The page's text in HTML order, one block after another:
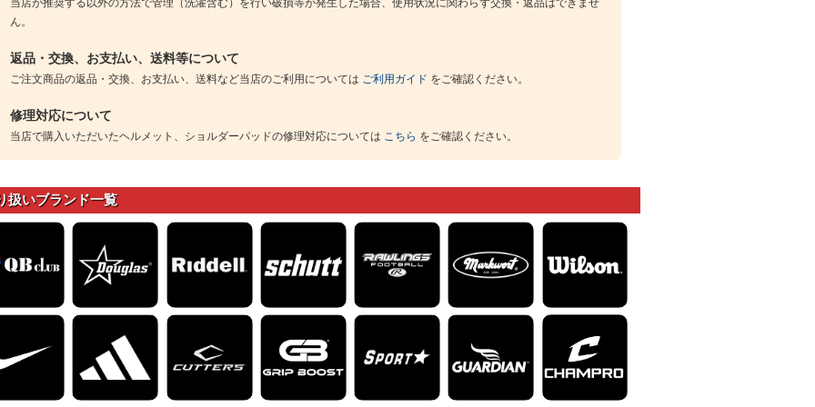
当店が推奨する以外の方法で管理（洗濯含む）を行い破損等が発生した場合、使用状況に関わらず交換・返品はできませ
ん。
返品・交換、お支払い、送料等について
ご注文商品の返品・交換、お支払い、送料など当店のご利用については ご利用ガイド をご確認ください。
修理対応について
当店で購入いただいたヘルメット、ショルダーパッドの修理対応については こちら をご確認ください。
扱いブランド一覧